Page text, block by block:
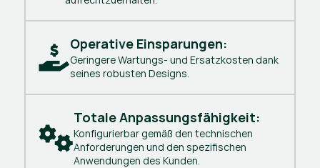
Operative Einsparungen:
Geringere Wartungs- und Ersatzkosten dank
seines robusten Designs.
Totale Anpassungsfähigkeit:
Konfigurierbar gemäß den technischen
Anforderungen und den spezifischen
Anwendungen des Kunden.